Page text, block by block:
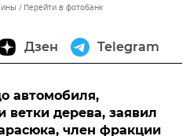
Перейти в фотобанк
Дзен Telegram
автомобиля,
ветки дерева, заявил
член фракции